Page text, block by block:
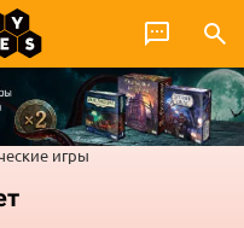
игры